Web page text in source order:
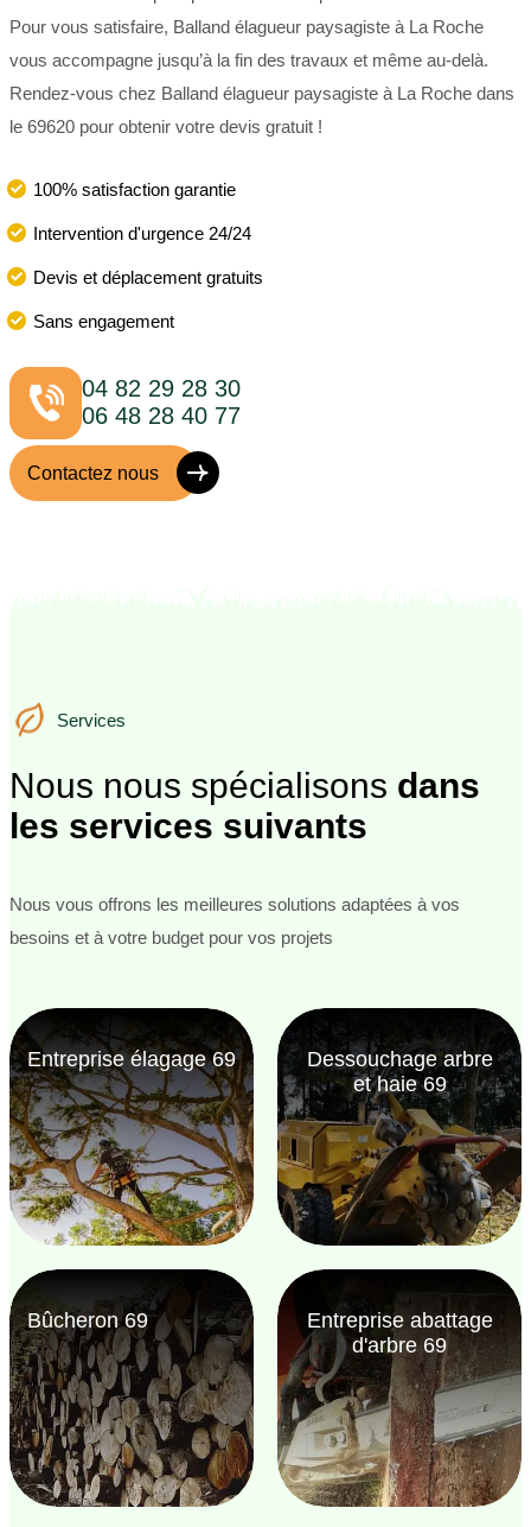
Pour vous satisfaire, Balland élagueur paysagiste à La Roche
vous accompagne jusqu’à la fin des travaux et même au-delà.
Rendez-vous chez Balland élagueur paysagiste à La Roche dans
le 69620 pour obtenir votre devis gratuit !
100% satisfaction garantie
Intervention d'urgence 24/24
Devis et déplacement gratuits
Sans engagement
04 82 29 28 30
06 48 28 40 77
Contactez nous
Services
Services
Nous nous spécialisons dans
les services suivants
Nous vous offrons les meilleures solutions adaptées à vos
besoins et à votre budget pour vos projets
Entreprise élagage 69
Dessouchage arbre
et haie 69
Bûcheron 69
Entreprise abattage
d'arbre 69